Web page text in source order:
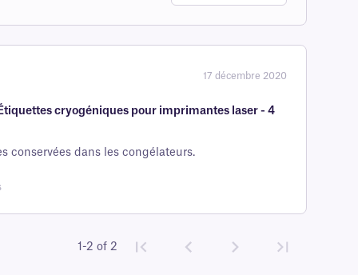
17 décembre 2020
cryogéniques pour imprimantes laser - 4
conservées dans les congélateurs.
1-2 of 2